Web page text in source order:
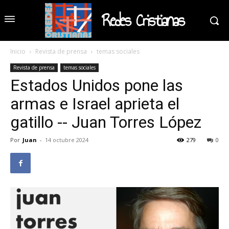
Redes Cristianas
Inicio Revista de prensa temas sociales
Revista de prensa temas sociales
Estados Unidos pone las
armas e Israel aprieta el
gatillo -- Juan Torres López
Por Juan - 14 octubre 2024 0
279